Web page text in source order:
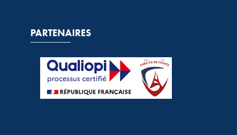
PARTENAIRES